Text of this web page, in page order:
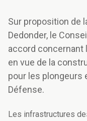
Sur proposition de
Dedonder, le
accord concernant
en vue de la
pour les plongeurs
Défense.
Les infrastructures